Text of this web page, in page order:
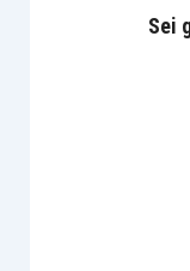
il
parte delle
Sei